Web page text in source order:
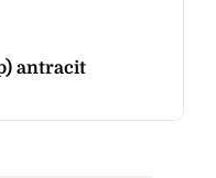
antracit